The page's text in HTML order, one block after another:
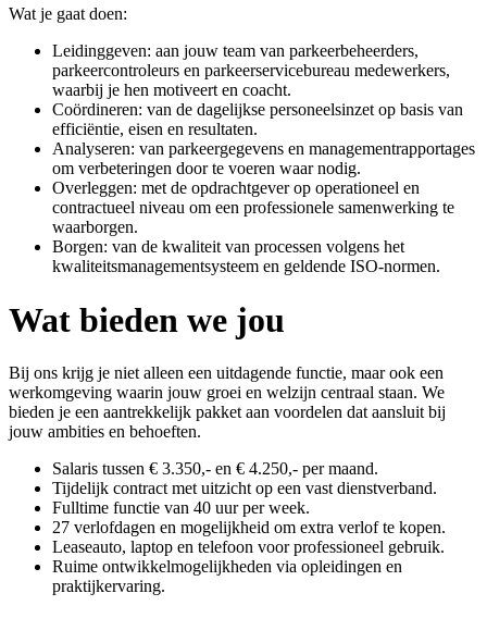
Wat je gaat doen:
Leidinggeven: aan jouw team van parkeerbeheerders,
parkeercontroleurs en parkeerservicebureau medewerkers,
waarbij je hen motiveert en coacht.
Coördineren: van de dagelijkse personeelsinzet op basis van
efficiëntie, eisen en resultaten.
Analyseren: van parkeergegevens en managementrapportages
om verbeteringen door te voeren waar nodig.
Overleggen: met de opdrachtgever op operationeel en
contractueel niveau om een professionele samenwerking te
waarborgen.
Borgen: van de kwaliteit van processen volgens het
kwaliteitsmanagementsysteem en geldende ISO-normen.
Wat bieden we jou
Bij ons krijg je niet alleen een uitdagende functie, maar ook een
werkomgeving waarin jouw groei en welzijn centraal staan. We
bieden je een aantrekkelijk pakket aan voordelen dat aansluit bij
jouw ambities en behoeften.
Salaris tussen € 3.350,- en € 4.250,- per maand.
Tijdelijk contract met uitzicht op een vast dienstverband.
Fulltime functie van 40 uur per week.
27 verlofdagen en mogelijkheid om extra verlof te kopen.
Leaseauto, laptop en telefoon voor professioneel gebruik.
Ruime ontwikkelmogelijkheden via opleidingen en
praktijkervaring.